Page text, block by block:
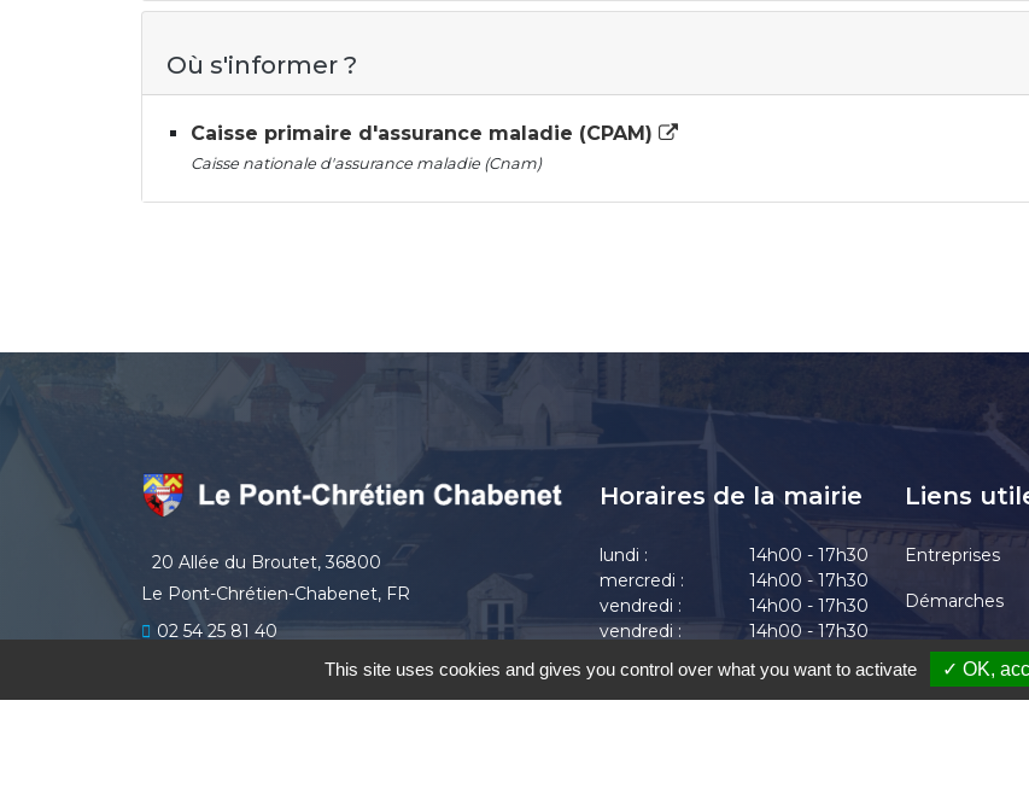
Où s'informer ?
Caisse primaire d'assurance maladie (CPAM)
Caisse nationale d'assurance maladie (Cnam)
20 Allée du Broutet, 36800
Le Pont-Chrétien-Chabenet, FR
02 54 25 81 40
lepontchretienchabenet.fr
Horaires de la mairie
lundi :
14h00 - 17h30
mercredi :
14h00 - 17h30
vendredi :
14h00 - 17h30
vendredi :
14h00 - 17h30
Liens
Entreprises
Démarches
Actualités
This site uses cookies and gives you control over what you want to activate ✓ OK,